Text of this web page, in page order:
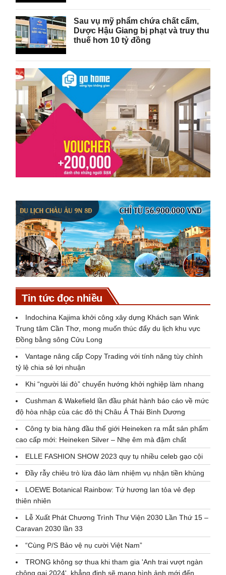
Sau vụ mỹ phẩm chứa chất cấm,
Dược Hậu Giang bị phạt và truy thu
thuế hơn 10 tỷ đồng
Tin tức đọc nhiều
Indochina Kajima khởi công xây dựng Khách sạn Wink
Trung tâm Cần Thơ, mong muốn thúc đẩy du lịch khu vực
Đồng bằng sông Cửu Long
Vantage nâng cấp Copy Trading với tính năng tùy chỉnh
tỷ lệ chia sẻ lợi nhuận
Khi “người lái đò” chuyển hướng khởi nghiệp làm nhang
Cushman & Wakefield lần đầu phát hành báo cáo về mức
độ hòa nhập của các đô thị Châu Á Thái Bình Dương
Công ty bia hàng đầu thế giới Heineken ra mắt sản phẩm
cao cấp mới: Heineken Silver – Nhẹ êm mà đậm chất
ELLE FASHION SHOW 2023 quy tụ nhiều celeb gạo cội
Đầy rẫy chiêu trò lừa đảo làm nhiệm vụ nhận tiền khủng
LOEWE Botanical Rainbow: Tứ hương lan tỏa vẻ đẹp
thiên nhiên
Lễ Xuất Phát Chương Trình Thư Viện 2030 Lần Thứ 15 –
Caravan 2030 lần 33
“Cùng P/S Bảo vệ nụ cười Việt Nam”
TRONG không sợ thua khi tham gia 'Anh trai vượt ngàn
chông gai 2024', khẳng định sẽ mang hình ảnh mới đến